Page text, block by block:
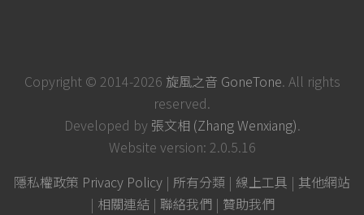
Copyright © 2014-2026 旋風之音 GoneTone. All rights
reserved.
Developed by 張文相 (Zhang Wenxiang).
Website version: 2.0.5.16
隱私權政策 Privacy Policy | 所有分類 | 線上工具 | 其他網站
| 相關連結| 聯絡我們| 贊助我們